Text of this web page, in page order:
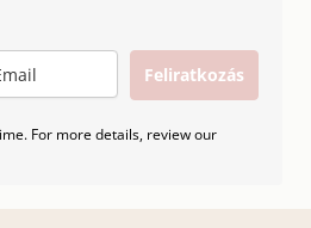
Feliratkozás
For more details, review our